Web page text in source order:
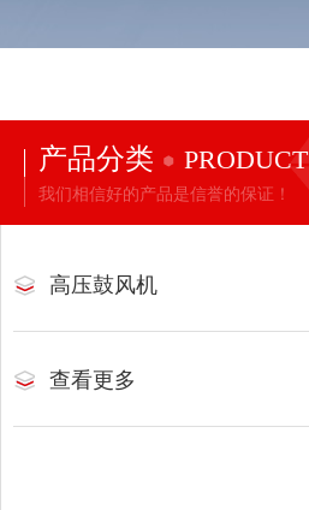
产品分类 PRODUCT
我们相信好的产品是信誉的保证！
高压鼓风机
查看更多